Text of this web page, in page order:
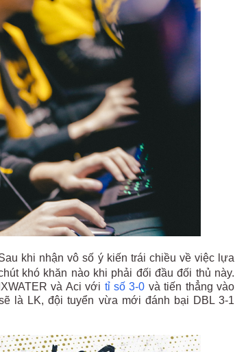
khi nhận vô số ý kiến trái chiều về việc lựa
khó khăn nào khi phải đối đầu đối thủ này.
và Aci với tỉ số 3-0 và tiến thẳng vào
là LK, đội tuyển vừa mới đánh bại DBL 3-1